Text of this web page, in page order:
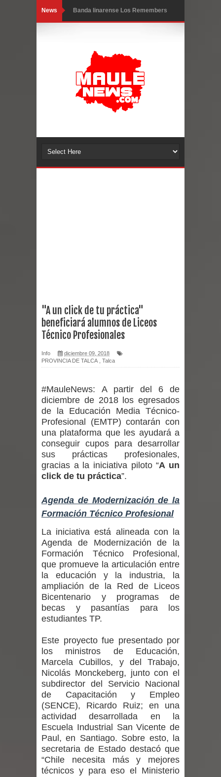
News Banda linarense Los Remembers
intercambio musical y pedagógico
con comunidades escolares
Alta positividad en influenza hace que
expertos reiteren llamado a
Mario Meza endurece críticas contra
de Chile analizan el creciente interés
Renuncia del seremi Minvu en el
denuncias por viviendas sociales en
Talca
Diputado Jorge Guzmán rechaza
proyecto de interconexión eléctrica
INDAP entregó $189 millones en
incentivos a usuarios de PRODESAL
de la provincia de Linares
Municipalidad de Curicó apuesta a la
innovación en tecnología educativa
Colegio El Boldo
Seremi de Desarrollo Social y Familia
lanzó en el Maule el Fondo
Concursable de Promoción de
Entornos Saludables 2026
Ballet: La magia de La Cenicienta
"A un click de tu práctica"
beneficiará alumnos de Liceos
Técnico Profesionales
Info
diciembre 09, 2018
PROVINCIA DE TALCA
Talca
#MauleNews: A partir del 6 de
diciembre de 2018 los egresados
de la Educación Media Técnico-
Profesional (EMTP) contarán con
una plataforma que les ayudará a
conseguir cupos para desarrollar
sus prácticas profesionales,
gracias a la iniciativa piloto “A un
click de tu práctica”.
Agenda de Modernización de la
Formación Técnico Profesional
La iniciativa está alineada con la
Agenda de Modernización de la
Formación Técnico Profesional,
que promueve la articulación entre
la educación y la industria, la
ampliación de la Red de Liceos
Bicentenario y programas de
becas y pasantías para los
estudiantes TP.
Este proyecto fue presentado por
los ministros de Educación,
Marcela Cubillos, y del Trabajo,
Nicolás Monckeberg, junto con el
subdirector del Servicio Nacional
de Capacitación y Empleo
(SENCE), Ricardo Ruiz; en una
actividad desarrollada en la
Escuela Industrial San Vicente de
Paul, en Santiago. Sobre esto, la
secretaria de Estado destacó que
“Chile necesita más y mejores
técnicos y para eso el Ministerio